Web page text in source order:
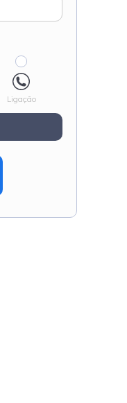
Ligação